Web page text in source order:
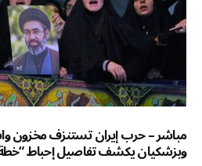
مباشر – حرب إيران تستنزف مخزون
وبزشكيان يكشف تفاصيل إحباط “خطة